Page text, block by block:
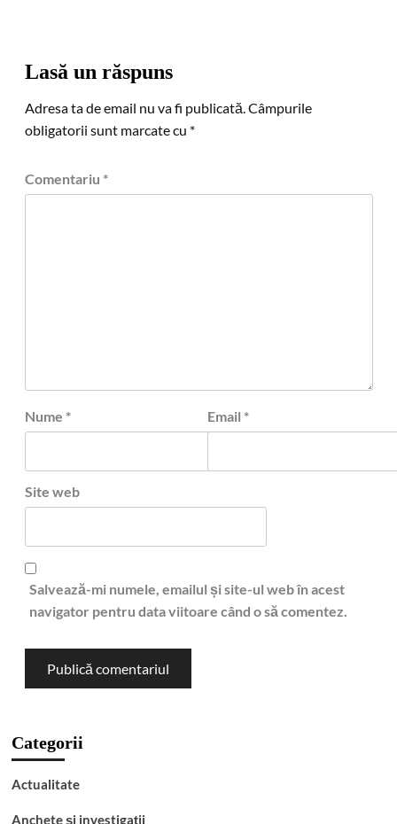
Lasă un răspuns
Adresa ta de email nu va fi publicată.Câmpurile
obligatorii sunt marcate cu *
Comentariu *
Nume * Email *
Site web
Salvează-mi numele, emailul și site-ul web în acest
navigator pentru data viitoare când o să comentez.
Categorii
Actualitate
Anchete și investigații